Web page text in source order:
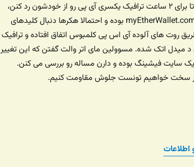
پروتکل‌های اینترنت استفاده کردن تا برای ۲ ساعت ترافیک یکسری آی پی رو از خودشون رد کنن،
به طور خاص هدف احتمالا سایت myEtherWallet.com بوده و احتمالا هکرها دنبال کلیدهای
روت های‌ آلوده آی اس پی کلمبوس اتفاق افتاده و ترافیک
اتک شده. مسوولین مای اتر والت گفتن که این تغییر
سایت فیشینگ بوده و دارن مساله رو بررسی می کنن.
سخت خواهیم تونست جلوش مقاومت کنیم.
اطلاعات